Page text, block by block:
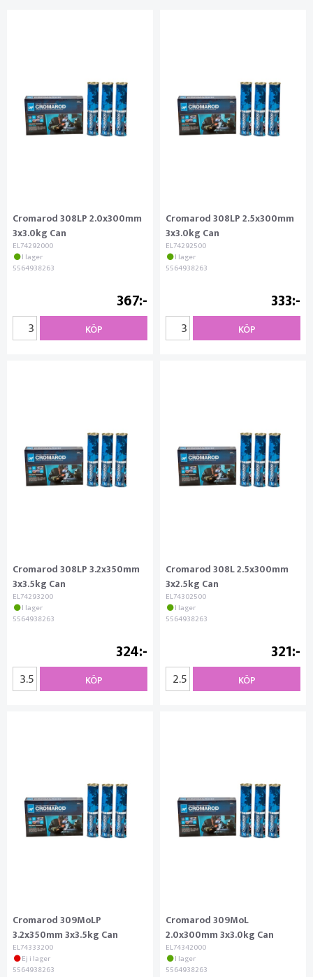
Cromarod 308LP 2.0x300mm
3x3.0kg Can
EL74292000
I lager
5564938263
367
KÖP
Cromarod 308LP 2.5x300mm
3x3.0kg Can
EL74292500
I lager
5564938263
333
KÖP
Cromarod 308LP 3.2x350mm
3x3.5kg Can
EL74293200
I lager
5564938263
324
KÖP
Cromarod 308L 2.5x300mm
3x2.5kg Can
EL74302500
I lager
5564938263
321
KÖP
Cromarod 309MoLP
3.2x350mm 3x3.5kg Can
EL74333200
Ej i lager
5564938263
Cromarod 309MoL
2.0x300mm 3x3.0kg Can
EL74342000
I lager
5564938263